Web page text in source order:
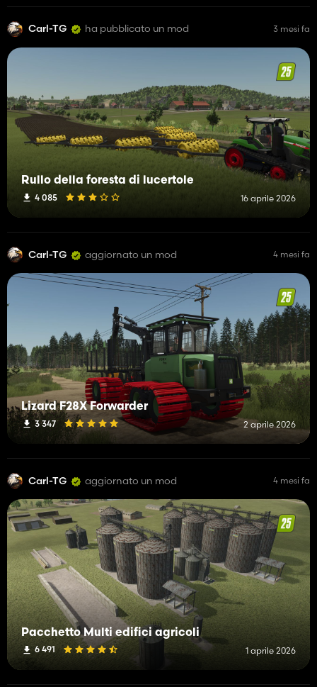
Carl-TG ha pubblicato un mod 3 mesi fa
Rullo della foresta di lucertole
4 085 16 aprile 2026
Carl-TG aggiornato un mod 4 mesi fa
Lizard F28X Forwarder
3 347 2 aprile 2026
Carl-TG aggiornato un mod 4 mesi fa
Pacchetto Multi edifici agricoli
6 491 1 aprile 2026